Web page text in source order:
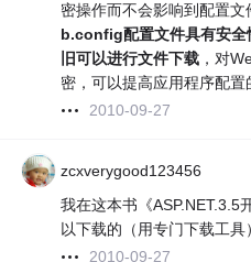
密操作而不会影响到配置
b.config配置文件具有安全
旧可以进行文件下载 ，对
密，可以提高应用程序配置
2010-09-27
zcxverygood123456
我在这本书《ASP.NET.3.5
以下载的（用专门下载工具
2010-09-27